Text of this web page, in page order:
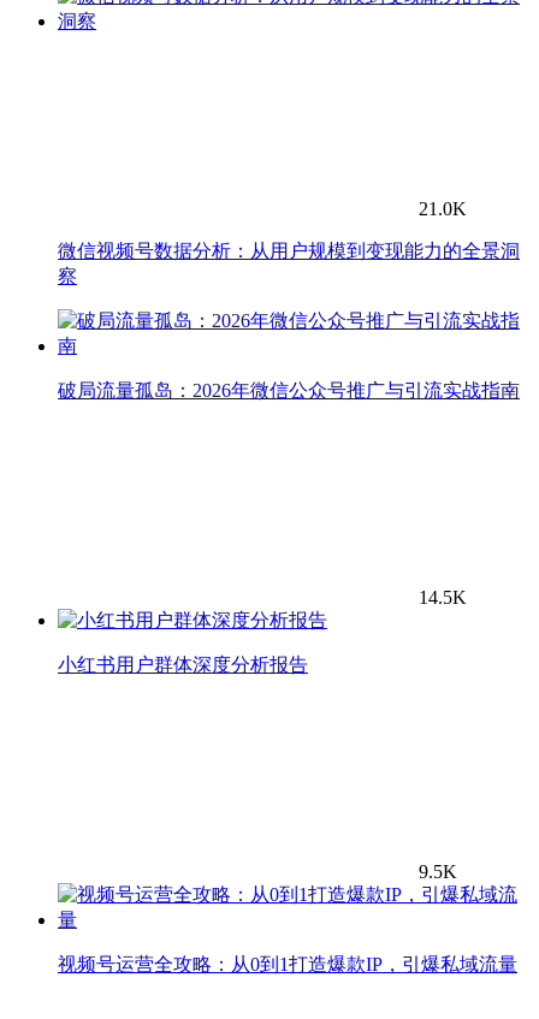
21.0K
微信视频号数据分析：从用户规模到变现能力的全景洞
察
破局流量孤岛：2026年微信公众号推广与引流实战指南
14.5K
小红书用户群体深度分析报告
9.5K
视频号运营全攻略：从0到1打造爆款IP，引爆私域流量